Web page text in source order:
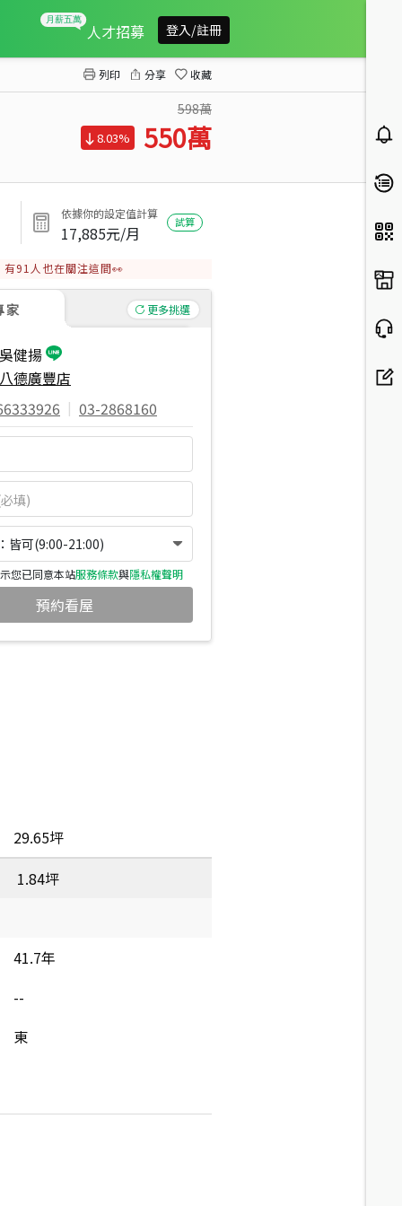
人才招募 登入/註冊
列印 分享 收藏
598萬
8.03% 550萬
依據你的設定值計算
17,885元/月
試算
有91 人也在關注這間👀
家 更多挑選
吳健揚
八德廣豐店
| 03-2868160
皆可(9:00-21:00)
您已同意本站服務條款與隱私權聲明
預約看屋
29.65坪
1.84坪
41.7年
--
東